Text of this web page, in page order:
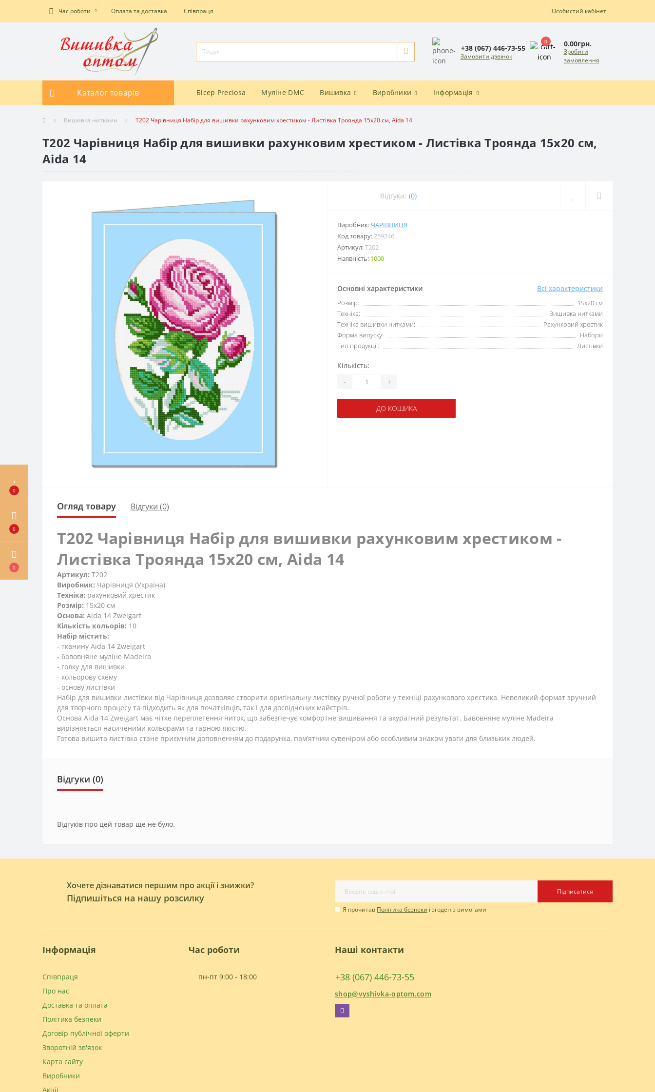
0
0
0
Час роботи Оплата та доставка Співпраця Особистий кабінет
+38 (067) 446-73-55
Замовити дзвінок
0 0.00грн.
Зробити
замовлення
Каталог товарів Бісер Preciosa Муліне DMC Вишивка Виробники Інформація
Вишивка нитками T202 Чарівниця Набір для вишивки рахунковим хрестиком - Листівка Троянда 15x20 см, Aida 14
T202 Чарівниця Набір для вишивки рахунковим хрестиком - Листівка Троянда 15x20 см,
Aida 14
Відгуки: (0)
Виробник: ЧАРІВНИЦЯ
Код товару:259246
Артикул:T202
Наявність: 1000
Основні характеристики Всі характеристики
Розмір:
15x20 см
Техніка:
Вишивка нитками
Техніка вишивки нитками:
Рахунковий хрестик
Форма випуску:
Набори
Тип продукції:
Листівки
Кількість:
- +
ДО КОШИКА
Огляд товару Відгуки (0)
T202 Чарівниця Набір для вишивки рахунковим хрестиком -
Листівка Троянда 15x20 см, Aida 14
Артикул: T202
Виробник: Чарівниця (Україна)
Техніка: рахунковий хрестик
Розмір: 15x20 см
Основа: Aida 14 Zweigart
Кількість кольорів: 10
Набір містить:
- тканину Aida 14 Zweigart
- бавовняне муліне Madeira
- голку для вишивки
- кольорову схему
- основу листівки
Набір для вишивки листівки від Чарівниця дозволяє створити оригінальну листівку ручної роботи у техніці рахункового хрестика. Невеликий формат зручний
для творчого процесу та підходить як для початківців, так і для досвідчених майстрів.
Основа Aida 14 Zweigart має чітке переплетення ниток, що забезпечує комфортне вишивання та акуратний результат. Бавовняне муліне Madeira
вирізняється насиченими кольорами та гарною якістю.
Готова вишита листівка стане приємним доповненням до подарунка, пам’ятним сувеніром або особливим знаком уваги для близьких людей.
Відгуки (0)
Відгуків про цей товар ще не було.
Хочете дізнаватися першим про акції і знижки?
Підпишіться на нашу розсилку
Підписатися
Я прочитав Політика безпеки і згоден з вимогами
Інформація
Співпраця
Про нас
Доставка та оплата
Політика безпеки
Договір публічної оферти
Зворотній зв'язок
Карта сайту
Виробники
Акції
Час роботи
пн-пт 9:00 - 18:00
Наші контакти
+38 (067) 446-73-55
shop@vyshivka-optom.com